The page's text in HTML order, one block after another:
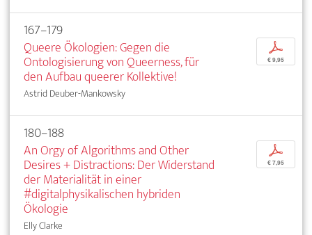
167–179
Queere Ökologien: Gegen die
Ontologisierung von Queerness, für
den Aufbau queerer Kollektive!
Astrid Deuber-Mankowsky
p
€ 9,95
180–188
An Orgy of Algorithms and Other
Desires + Distractions: Der Widerstand
der Materialität in einer
#digitalphysikalischen hybriden
Ökologie
Elly Clarke
p
€ 7,95